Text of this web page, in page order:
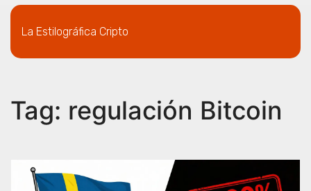
La Estilográfica Cripto
Tag: regulación Bitcoin